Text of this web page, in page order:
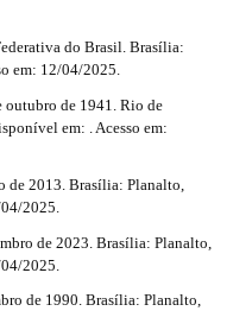
do Brasil. Brasília:
em: 12/04/2025.
outubro de 1941. Rio de
em: . Acesso em:
de 2013. Brasília: Planalto,
2025.
de 2023. Brasília: Planalto,
2025.
de 1990. Brasília: Planalto,